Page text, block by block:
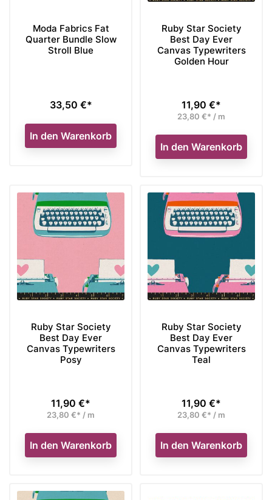
Moda Fabrics Fat
Quarter Bundle Slow
Stroll Blue
Preis
33,50 €*
In den Warenkorb
Ruby Star Society
Best Day Ever
Canvas Typewriters
Golden Hour
Preis
11,90 €*
23,80 €* / m
In den Warenkorb
Ruby Star Society
Best Day Ever
Canvas Typewriters
Posy
Preis
11,90 €*
23,80 €* / m
In den Warenkorb
Ruby Star Society
Best Day Ever
Canvas Typewriters
Teal
Preis
11,90 €*
23,80 €* / m
In den Warenkorb